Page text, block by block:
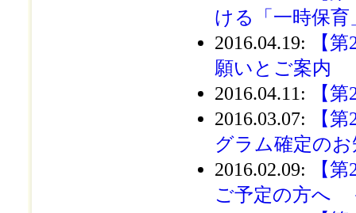
ける「一時保育
2016.04.19:
【
願いとご案内
2016.04.11 :
【
2016.03.07:
【
グラム確定の
2016.02.09:
【
ご予定の方へ